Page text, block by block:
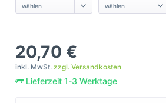
20,70 €
inkl. MwSt. zzgl. Versandkosten
Lieferzeit 1-3 Werktage